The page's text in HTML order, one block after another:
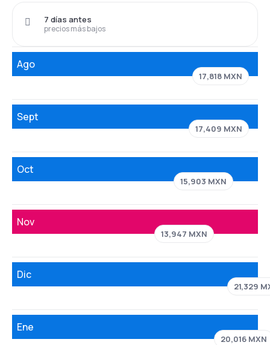
precios más bajos
7 días antes
Ago
17,818 MXN
Sept
17,409 MXN
Oct
15,903 MXN
Nov
13,947 MXN
Dic
21,329
Ene
20,016 MXN